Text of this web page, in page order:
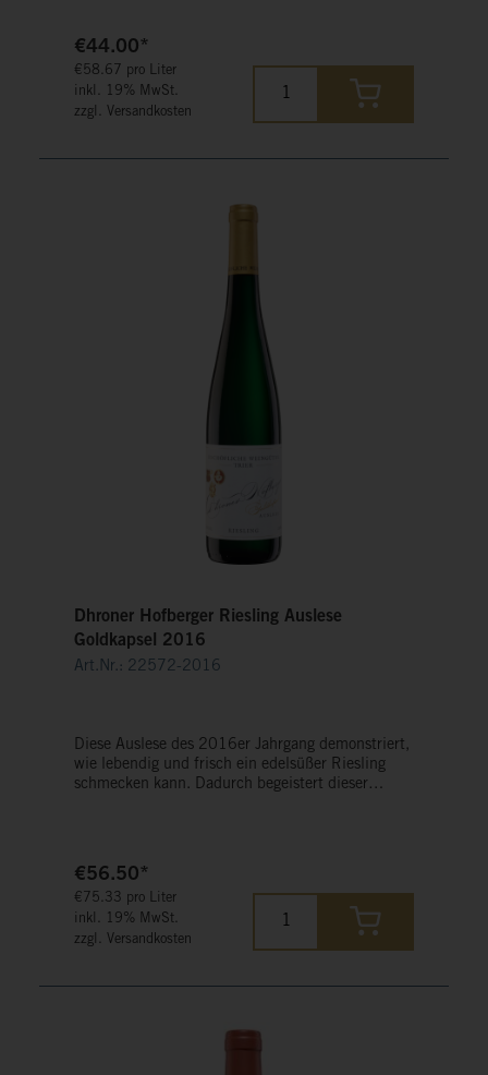
Säure.
€44.00*
€58.67 pro Liter
inkl. 19% MwSt.
zzgl. Versandkosten
Dhroner Hofberger Riesling Auslese
Goldkapsel 2016
Art.Nr.: 22572-2016
Diese Auslese des 2016er Jahrgang demonstriert,
wie lebendig und frisch ein edelsüßer Riesling
schmecken kann. Dadurch begeistert dieser
€56.50*
€75.33 pro Liter
inkl. 19% MwSt.
zzgl. Versandkosten